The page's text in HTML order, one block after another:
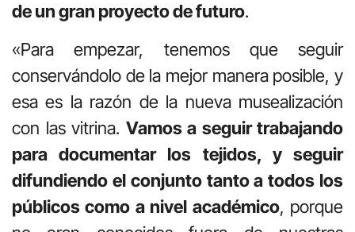
de un gran proyecto de futuro.
«Para empezar, tenemos que seguir
conservándolo de la mejor manera posible, y
esa es la razón de la nueva musealización
con las vitrina. Vamos a seguir trabajando
para documentar los tejidos, y seguir
difundiendo el conjunto tanto a todos los
públicos como a nivel académico, porque